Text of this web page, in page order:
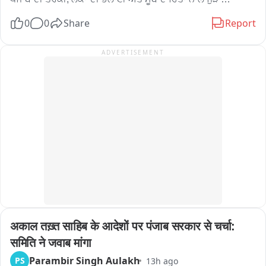
0 0 Share Report
ADVERTISEMENT
अकाल तख़्त साहिब के आदेशों पर पंजाब सरकार से चर्चा:
समिति ने जवाब मांगा
PS Parambir Singh Aulakh 13h ago